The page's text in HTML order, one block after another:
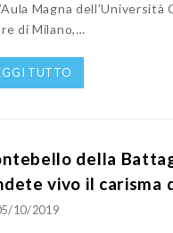
Magna dell’Università
di Milano,…
TUTTO
della
vivo il carisma
10/2019